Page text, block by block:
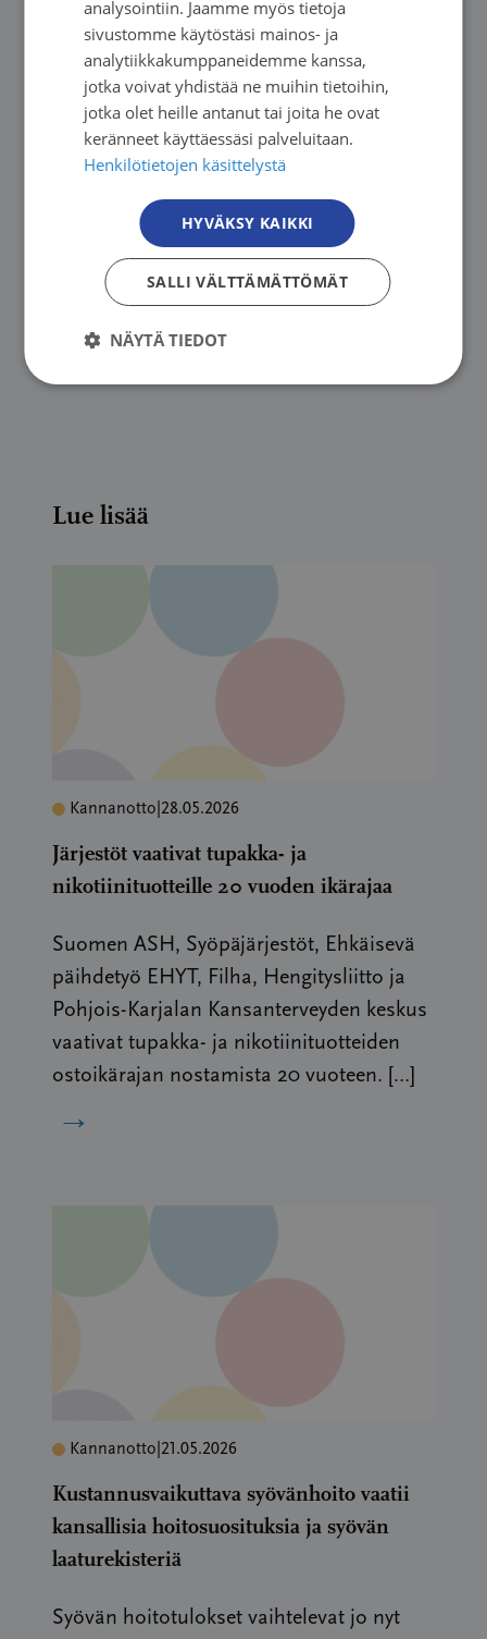
Päihdetyö EHYT ry
Tuula Vasankari, pääsihteeri, Filha
Markku Hyttinen, toiminnanjohtaja,
Marjaana Lahti-Koski, pääsihteeri, Sydänliitto
Juha Pekka Turunen, pääsihteeri,
Syöpäjärjestöt
Lue lisää
Kannanotto 28.05.2026
Järjestöt vaativat tupakka- ja
nikotiinituotteille 20 vuoden ikärajaa
Suomen ASH, Syöpäjärjestöt, Ehkäisevä
päihdetyö EHYT, Filha, Hengitysliitto ja
Pohjois-Karjalan Kansanterveyden keskus
vaativat tupakka- ja nikotiinituotteiden
ostoikärajan nostamista 20 vuoteen. […]
→
Kannanotto 21.05.2026
Kustannusvaikuttava syövänhoito vaatii
kansallisia hoitosuosituksia ja syövän
laaturekisteriä
Syövän hoitotulokset vaihtelevat jo nyt
analysointiin. Jaamme myös tietoja
sivustomme käytöstäsi mainos- ja
analytiikkakumppaneidemme kanssa,
jotka voivat yhdistää ne muihin tietoihin,
jotka olet heille antanut tai joita he ovat
keränneet käyttäessäsi palveluitaan.
Henkilötietojen käsittelystä
HYVÄKSY KAIKKI
SALLI VÄLTTÄMÄTTÖMÄT
NÄYTÄ TIEDOT